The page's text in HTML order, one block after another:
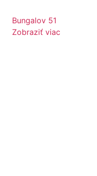
Bungalov 51
Zobraziť viac